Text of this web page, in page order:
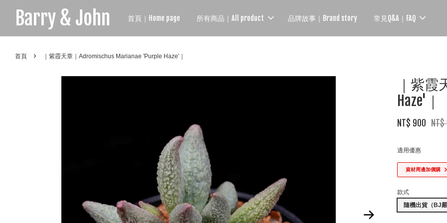
Barry & John 首頁｜Home page 所有商品｜All product 品牌故事｜Brand story 常見Q&A｜FAQ
首頁 › ｜紫霞天章｜Adromischus Marianae 'Purple Haze'｜
｜紫霞
Haze'｜
NT$ 900
適用優惠
資材周邊加價購
款式
隨機出貨（BJ